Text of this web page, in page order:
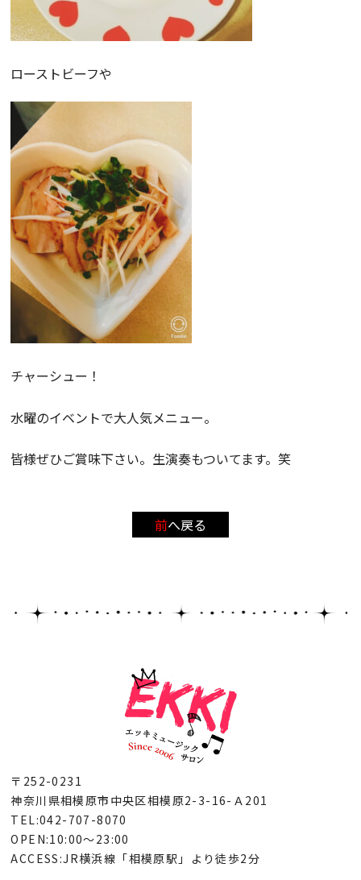
ローストビーフや
チャーシュー！
水曜のイベントで大人気メニュー。
皆様ぜひご賞味下さい。生演奏もついてます。笑
前へ戻る
〒252-0231
神奈川県相模原市中央区相模原2-3-16-Ａ201
TEL:042-707-8070
OPEN:10:00～23:00
ACCESS:JR横浜線「相模原駅」より徒歩2分